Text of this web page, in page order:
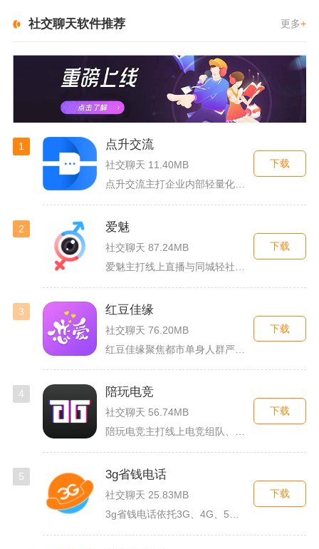
社交聊天软件推荐 更多+
1 点升交流
社交聊天 11.40MB
下载
2 爱魅
社交聊天 87.24MB
下载
3 红豆佳缘
社交聊天 76.20MB
下载
4 陪玩电竞
社交聊天 56.74MB
陪玩电竞主打线上电竞组队、游戏陪练服务，覆盖手游、端游多款热...
下载
5 3g省钱电话
社交聊天 25.83MB
下载